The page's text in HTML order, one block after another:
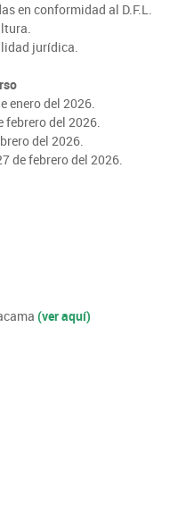
en conformidad al D.F.L.
jurídica.
enero del 2026.
febrero del 2026.
del 2026.
de febrero del 2026.
(ver aquí)